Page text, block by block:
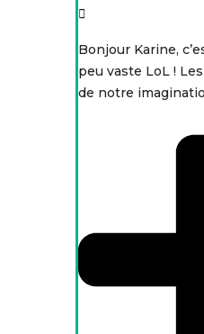
Bonjour Karine,
peu vaste LoL !
de notre